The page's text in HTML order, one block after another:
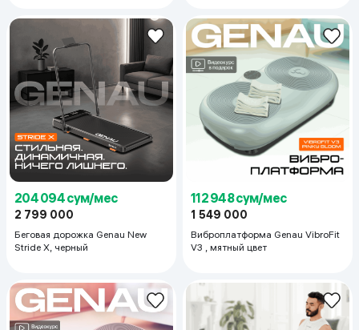
204 094 сум/мес
2 799 000
Беговая дорожка Genau New
Stride X, черный
112 948 сум/мес
1 549 000
Виброплатформа Genau VibroFit
V3 , мятный цвет